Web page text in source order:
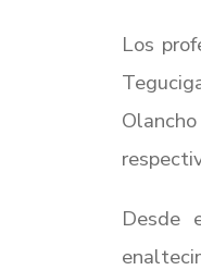
Los
Desde